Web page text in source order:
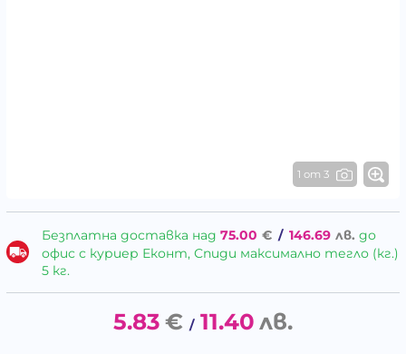
1 от 3
Безплатна доставка над 75.00 € / 146.69 лв. до
офис с куриер Еконт, Спиди максимално тегло (кг.)
5 кг.
5.83 € / 11.40 лв.